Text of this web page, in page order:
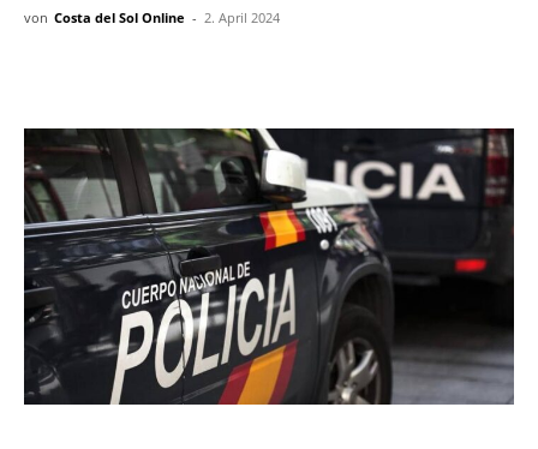
von Costa del Sol Online - 2. April 2024